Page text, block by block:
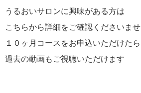
うるおいサロンに興味がある方は
こちらから詳細をご確認くださいませ
１０ヶ月コースをお申込いただけたら
過去の動画もご視聴いただけます